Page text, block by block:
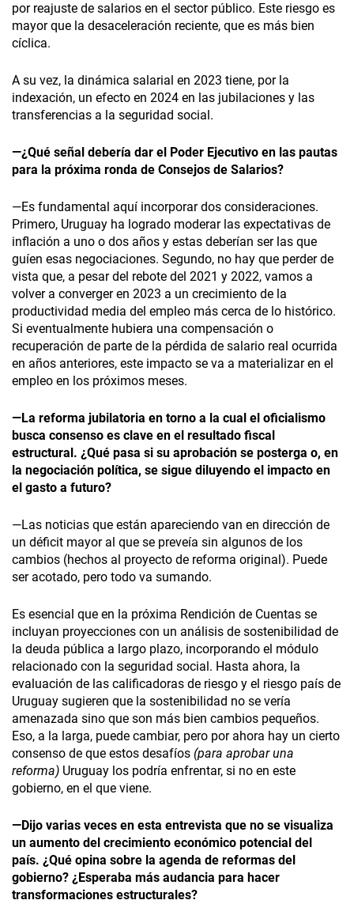
por reajuste de salarios en el sector público. Este riesgo es
mayor que la desaceleración reciente, que es más bien
cíclica.
A su vez, la dinámica salarial en 2023 tiene, por la
indexación, un efecto en 2024 en las jubilaciones y las
transferencias a la seguridad social.
—¿Qué señal debería dar el Poder Ejecutivo en las pautas
para la próxima ronda de Consejos de Salarios?
—Es fundamental aquí incorporar dos consideraciones.
Primero, Uruguay ha logrado moderar las expectativas de
inflación a uno o dos años y estas deberían ser las que
guíen esas negociaciones. Segundo, no hay que perder de
vista que, a pesar del rebote del 2021 y 2022, vamos a
volver a converger en 2023 a un crecimiento de la
productividad media del empleo más cerca de lo histórico.
Si eventualmente hubiera una compensación o
recuperación de parte de la pérdida de salario real ocurrida
en años anteriores, este impacto se va a materializar en el
empleo en los próximos meses.
—La reforma jubilatoria en torno a la cual el oficialismo
busca consenso es clave en el resultado fiscal
estructural. ¿Qué pasa si su aprobación se posterga o, en
la negociación política, se sigue diluyendo el impacto en
el gasto a futuro?
—Las noticias que están apareciendo van en dirección de
un déficit mayor al que se preveía sin algunos de los
cambios (hechos al proyecto de reforma original). Puede
ser acotado, pero todo va sumando.
Es esencial que en la próxima Rendición de Cuentas se
incluyan proyecciones con un análisis de sostenibilidad de
la deuda pública a largo plazo, incorporando el módulo
relacionado con la seguridad social. Hasta ahora, la
evaluación de las calificadoras de riesgo y el riesgo país de
Uruguay sugieren que la sostenibilidad no se vería
amenazada sino que son más bien cambios pequeños.
Eso, a la larga, puede cambiar, pero por ahora hay un cierto
consenso de que estos desafíos (para aprobar una
reforma) Uruguay los podría enfrentar, si no en este
gobierno, en el que viene.
—Dijo varias veces en esta entrevista que no se visualiza
un aumento del crecimiento económico potencial del
país. ¿Qué opina sobre la agenda de reformas del
gobierno? ¿Esperaba más audancia para hacer
transformaciones estructurales?